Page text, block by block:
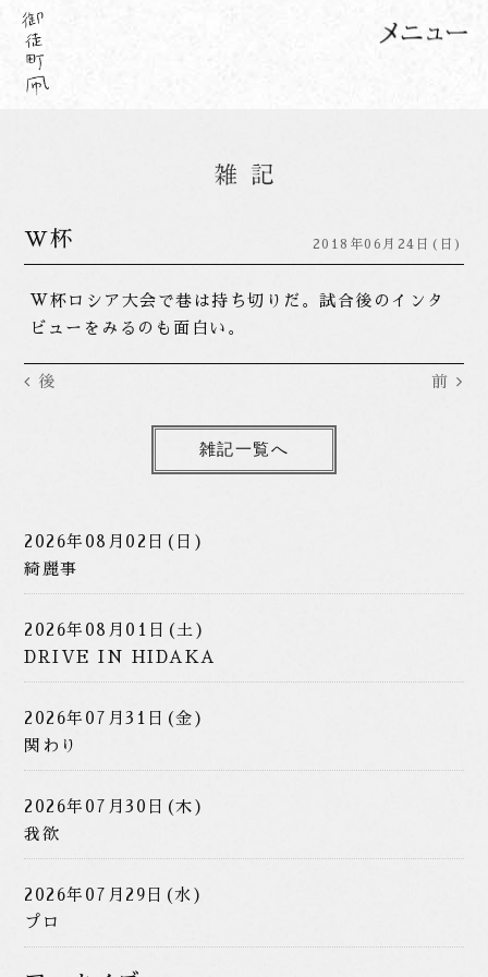
W杯 2018年06月24日(日)
W杯ロシア大会で巷は持ち切りだ。試合後のインタ
ビューをみるのも面白い。
後 前
雑記一覧へ
2026年08月02日(日)
綺麗事
2026年08月01日(土)
DRIVE IN HIDAKA
2026年07月31日(金)
関わり
2026年07月30日(木)
我欲
2026年07月29日(水)
プロ